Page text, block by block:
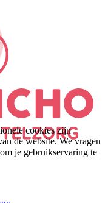
cookies zijn
de website. We vragen
je gebruikservaring te